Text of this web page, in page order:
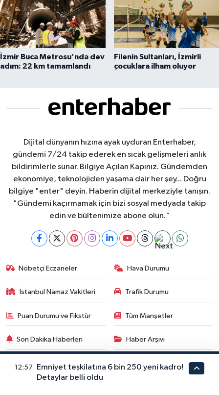
İzmir Buca Metrosu'nda dev
adım: 22 km tamamlandı
Filenin Sultanları, İzmirli
çocuklara ilham oluyor
Dijital dünyanın hızına ayak uyduran Enterhaber,
gündemi 7/24 takip ederek en sıcak gelişmeleri anlık
bildirimlerle sunar. Bilgiye Açılan Kapınız. Gündemden
ekonomiye, teknolojiden yaşama dair her şey... Doğru
bilgiye "enter" deyin. Haberin dijital merkeziyle tanışın.
"Gündemi kaçırmamak için bizi sosyal medyada takip
edin ve bültenimize abone olun."
Nöbetçi Eczaneler Hava Durumu
İstanbul Namaz Vakitleri Trafik Durumu
Puan Durumu ve Fikstür Tüm Manşetler
Son Dakika Haberleri Haber Arşivi
12:57
Emniyet teşkilatına 6 bin 250 yeni kadro!
Detaylar belli oldu